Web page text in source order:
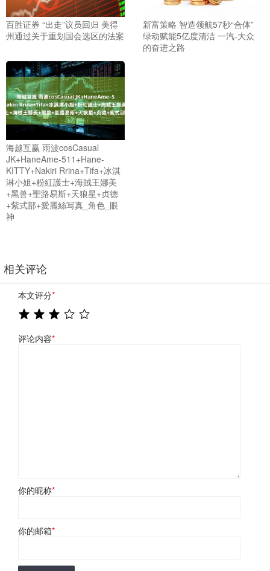
百胜证券 “出走”议员回归 美得
州通过关于重划国会选区的法案
新富策略 智造领航57秒“合体”
绿动赋能5亿度清洁 一汽-大众
的奋进之路
海越互赢 雨波cosCasual
JK+HaneAme-511+Hane-
KITTY+Nakiri Rrina+Tifa+冰淇
淋小姐+粉紅護士+海賊王娜美
+黑兽+聖路易斯+天狼星+贞德
+紫式部+愛麗絲写真_角色_眼
神
相关评论
本文评分*
评论内容*
你的昵称*
你的邮箱*